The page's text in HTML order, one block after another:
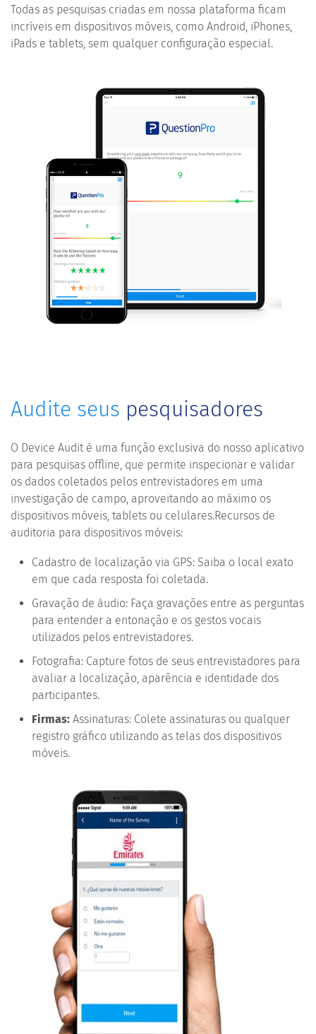
Todas as pesquisas criadas em nossa plataforma ficam
incríveis em dispositivos móveis, como Android, iPhones,
iPads e tablets, sem qualquer configuração especial.
Audite seus pesquisadores
O Device Audit é uma função exclusiva do nosso aplicativo
para pesquisas offline, que permite inspecionar e validar
os dados coletados pelos entrevistadores em uma
investigação de campo, aproveitando ao máximo os
dispositivos móveis, tablets ou celulares.Recursos de
auditoria para dispositivos móveis:
Cadastro de localização via GPS: Saiba o local exato
em que cada resposta foi coletada.
Gravação de áudio: Faça gravações entre as perguntas
para entender a entonação e os gestos vocais
utilizados pelos entrevistadores.
Fotografia: Capture fotos de seus entrevistadores para
avaliar a localização, aparência e identidade dos
participantes.
Firmas: Assinaturas: Colete assinaturas ou qualquer
registro gráfico utilizando as telas dos dispositivos
móveis.